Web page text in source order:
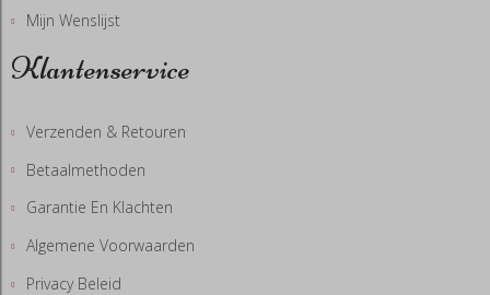
Mijn Wenslijst
Klantenservice
Verzenden & Retouren
Betaalmethoden
Garantie En Klachten
Algemene Voorwaarden
Privacy Beleid